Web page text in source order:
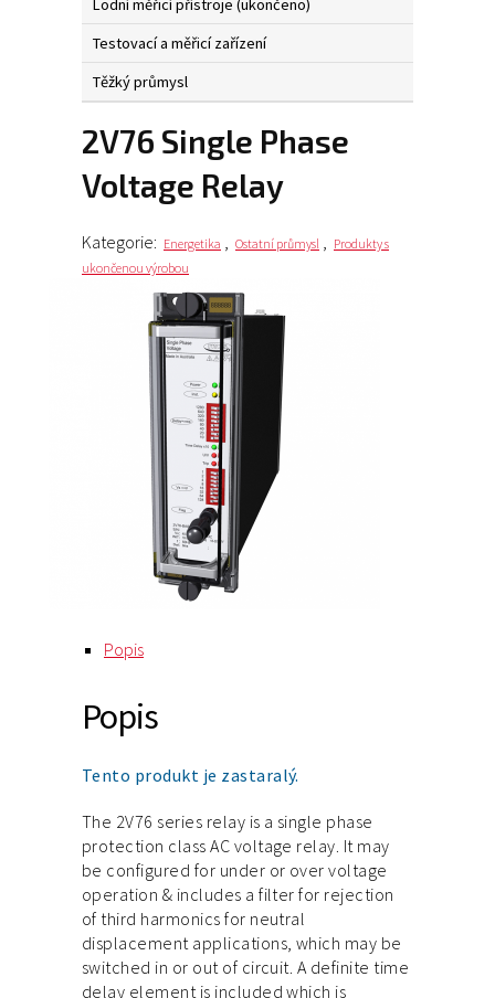
Lodní měřicí přístroje (ukončeno)
Testovací a měřicí zařízení
Těžký průmysl
2V76 Single Phase
Voltage Relay
Kategorie: Energetika , Ostatní průmysl , Produkty s
ukončenou výrobou
Popis
Popis
Tento produkt je zastaralý.
The 2V76 series relay is a single phase
protection class AC voltage relay. It may
be configured for under or over voltage
operation & includes a filter for rejection
of third harmonics for neutral
displacement applications, which may be
switched in or out of circuit. A definite time
delay element is included which is